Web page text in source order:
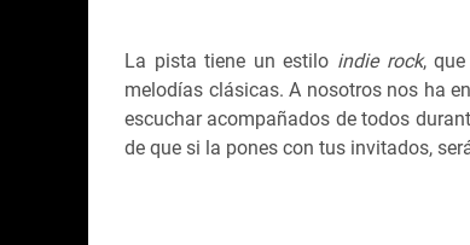
La pista tiene un estilo indie rock,
melodías clásicas. A nosotros nos ha
escuchar acompañados de todos
de que si la pones con tus invitados,